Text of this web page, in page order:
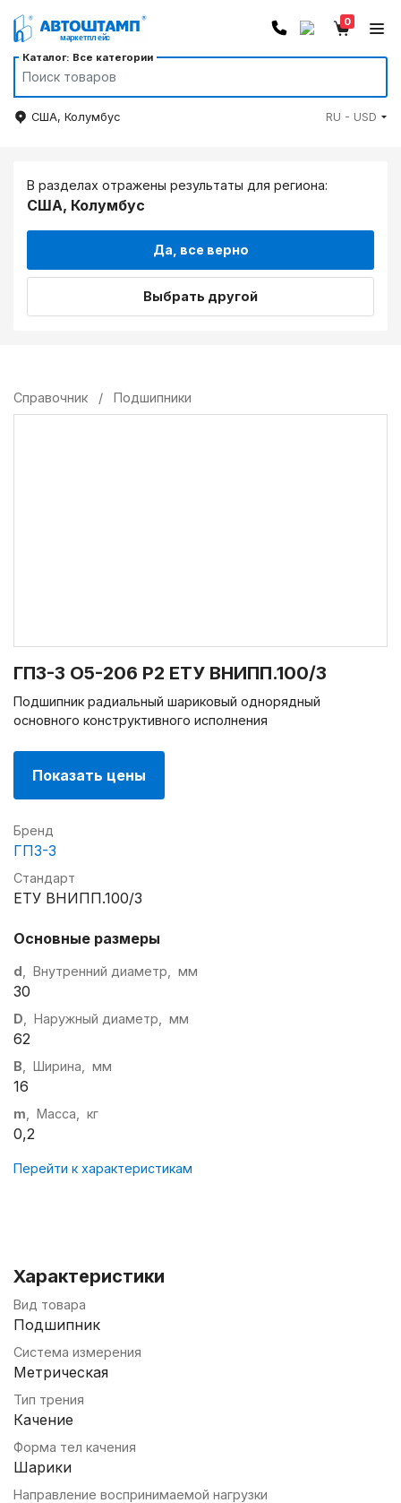
Каталог: Все категории
0
США, Колумбус RU - USD
В разделах отражены результаты для региона:
США, Колумбус
Да, все верно
Выбрать другой
Справочник / Подшипники
ГПЗ-3 О5-206 Р2 ЕТУ ВНИПП.100/3
Подшипник радиальный шариковый однорядный
основного конструктивного исполнения
Показать цены
Бренд
ГПЗ-3
Стандарт
ЕТУ ВНИПП.100/3
Основные размеры
d , Внутренний диаметр, мм
30
D , Наружный диаметр, мм
62
B , Ширина, мм
16
m , Масса, кг
0,2
Перейти к характеристикам
Характеристики
Вид товара
Подшипник
Система измерения
Метрическая
Тип трения
Качение
Форма тел качения
Шарики
Направление воспринимаемой нагрузки